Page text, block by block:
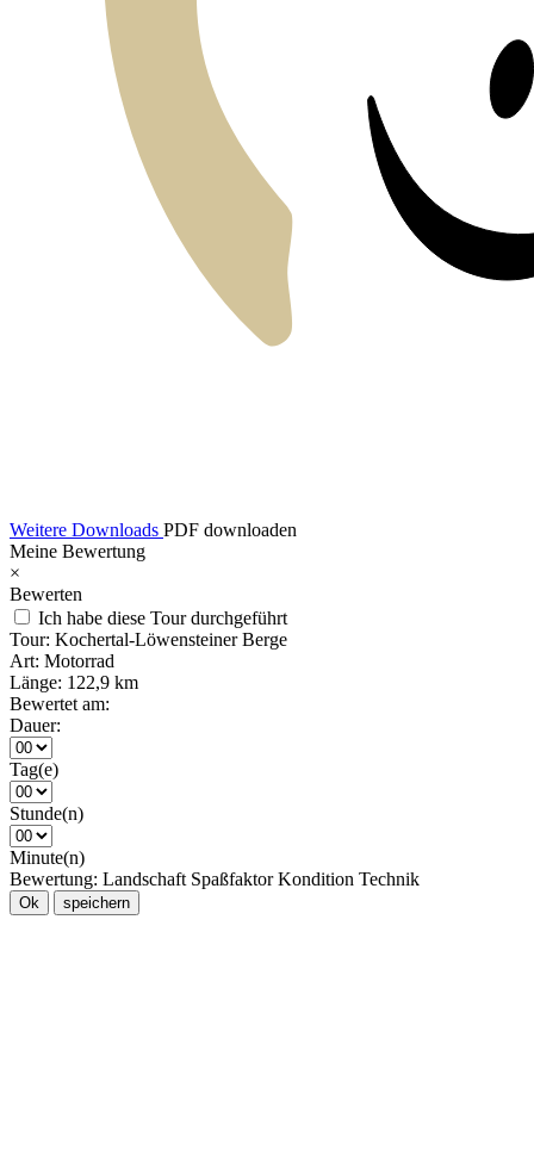
Weitere Downloads PDF downloaden
Meine Bewertung
×
Bewerten
Ich habe diese Tour durchgeführt
Tour: Kochertal-Löwensteiner Berge
Art: Motorrad
Länge: 122,9 km
Bewertet am:
Dauer:
Tag(e)
Stunde(n)
Minute(n)
Bewertung: Landschaft Spaßfaktor Kondition Technik
Ok speichern